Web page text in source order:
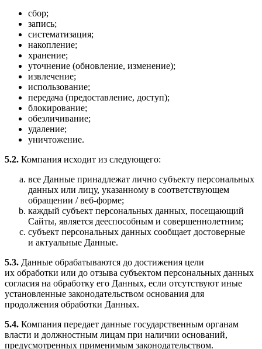
сбор;
запись;
систематизация;
накопление;
хранение;
уточнение (обновление, изменение);
извлечение;
использование;
передача (предоставление, доступ);
блокирование;
обезличивание;
удаление;
уничтожение.
5.2. Компания исходит из следующего:
все Данные принадлежат лично субъекту персональных
данных или лицу, указанному в соответствующем
обращении / веб-форме;
каждый субъект персональных данных, посещающий
Сайты, является дееспособным и совершеннолетним;
субъект персональных данных сообщает достоверные
и актуальные Данные.
5.3. Данные обрабатываются до достижения цели
их обработки или до отзыва субъектом персональных данных
согласия на обработку его Данных, если отсутствуют иные
установленные законодательством основания для
продолжения обработки Данных.
5.4. Компания передает данные государственным органам
власти и должностным лицам при наличии оснований,
предусмотренных применимым законодательством.